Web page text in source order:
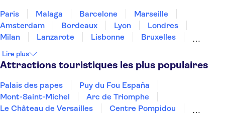
Paris Malaga Barcelone
Marseille
Amsterdam
Bordeaux Lyon
Londres
Milan
Lanzarote Lisbonne
Bruxelles
Dubai
Copenhague Minorque Montpellier
Lire plus
Attractions touristiques les plus populaires
Palais des papes
Puy du Fou España
Mont-Saint-Michel
Arc de Triomphe
Le Château de Versailles
Centre Pompidou